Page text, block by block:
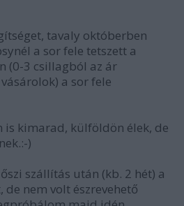
tavaly októberben
a sor fele tetszett a
(0-3 csillagból az ár
a sor fele
is kimarad, külföldön élek, de
)
szállítás után (kb. 2 hét) a
de nem volt észrevehető